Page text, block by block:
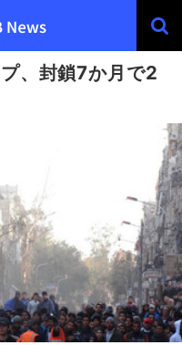
、封鎖7か月で2